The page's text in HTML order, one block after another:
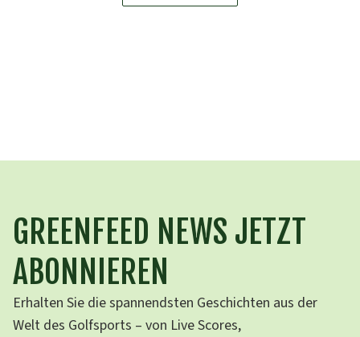
GREENFEED NEWS JETZT
ABONNIEREN
Erhalten Sie die spannendsten Geschichten aus der
Welt des Golfsports – von Live Scores,